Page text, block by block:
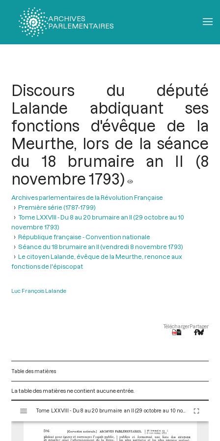
ARCHIVES
PARLEMENTAIRES
Discours du député
Lalande abdiquant ses
fonctions d'évêque de la
Meurthe, lors de la séance
du 18 brumaire an II (8
novembre 1793)
Archives parlementaires de la Révolution Française
Première série (1787-1799)
Tome LXXVIII - Du 8 au 20 brumaire an II (29 octobre au 10
novembre 1793)
République française - Convention nationale
Séance du 18 brumaire an II (vendredi 8 novembre 1793)
Le citoyen Lalande, évêque de la Meurthe, renonce aux
fonctions de l'épiscopat
Luc François Lalande
TéléchargerPartager
Table des matières
La table des matières ne contient aucune entrée.
s